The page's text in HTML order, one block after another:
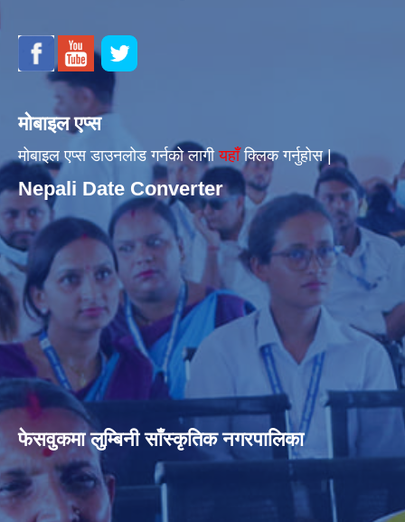
मोबाइल एप्स
मोबाइल एप्स डाउनलोड गर्नको लागीयहाँँक्लिक गर्नुहोस |
Nepali Date Converter
फेसवुकमा लुम्बिनी साँस्कृतिक नगरपालिका